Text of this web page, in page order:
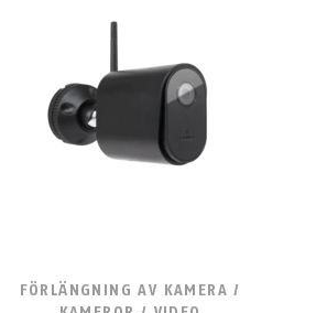
FÖRLÄNGNING AV KAMERA /